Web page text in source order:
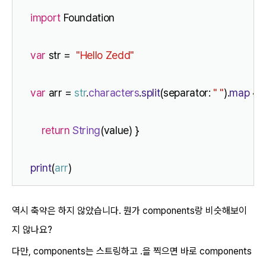
import Foundation
var str = "Hello Zedd"
var arr = str.characters.split(separator: " ").map {
return String(value) }
print(arr)
역시 축약은 하지 않았습니다. 뭔가 components랑 비슷해보이
지 않나요?
다만, components는 스트링하고 .을 찍으면 바로 components